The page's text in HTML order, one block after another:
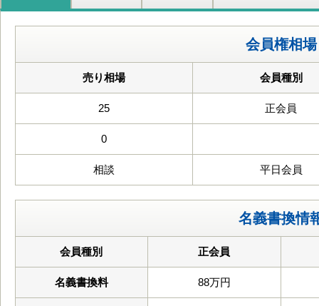
会員権相場
売り相場 会員種別
25 正会員
0
相談 平日会員
名義書換情
会員種別 正会員
名義書換料 88万円